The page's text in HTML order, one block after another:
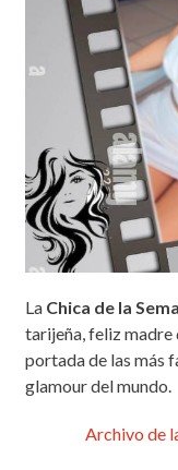
La Chica de la
tarijeña, feliz madre
portada de las más
glamour del mundo.
Archivo de